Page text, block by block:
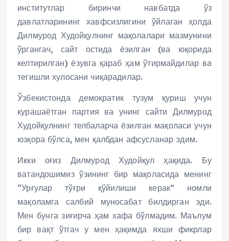
институтлар биринчи навбатда ўз
давлатларининг хавфсизлигини ўйлаган ҳолда
Дилмурод Худойқулнинг мақолалари мазмунини
ўргангач, сайт остида ёзилган (ва юқорида
келтирилган) ёзувга қараб ҳам ўтирмайдилар ва
тегишли хулосани чиқарадилар.
Ўзбекистонда демократик тузум қуриш учун
курашаётган партия ва унинг сайти Дилмурод
Худойқулнинг телбаларча ёзилган мақоласи учун
юзқора бўлса, мен қалбдан афсусланар эдим.
Икки оғиз Дилмурод Худойқул ҳақида. Бу
ватандошимиз ўзининг бир мақоласида менинг
“Урғулар тўғри қўйилиши керак” номли
мақоламга салбий муносабат билдирган эди.
Мен бунга зиғирча ҳам хафа бўлмадим. Маълум
бир вақт ўтгач у мен ҳақимда яхши фикрлар